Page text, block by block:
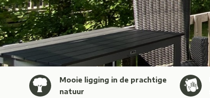
Mooie ligging in de prachtige
natuur